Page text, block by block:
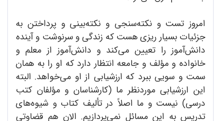
امروز تست و نکته‌سنجی و نکته‌بینی و پرداختن به
جزئیات بسیار ریزی هست که زندگی و سرنوشت و آینده
دانش‌آموز را تعیین می‌کند و دانش‌آموز از معلم و
خانواده و مؤلف و جامعه انتظار دارد که او را به همان
سمت و سویی ببرد که ارزشیابی از او می‌خواهد. البته
این ارزشیابی مورد‌نظر ما (کارشناسان و مؤلفان کتب
درسی) نیست و ما اصلاً در تألیف کتاب و شیوه‌های
تدریس به این مسائل نمی‌پردازیم. الان هم قضاوتی